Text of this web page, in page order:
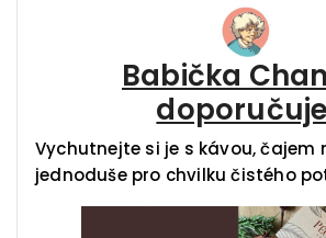
Babička
Vychutnejte si je s kávou, čajem
jednoduše pro chvilku čistého